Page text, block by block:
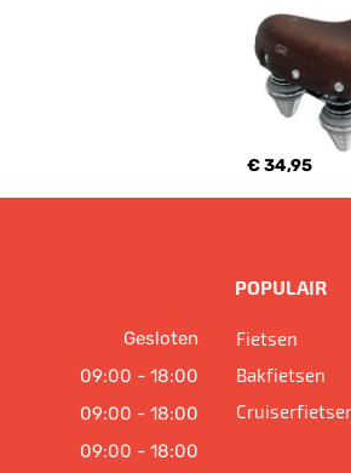
€ 34,95
Gesloten
09:00 - 18:00
09:00 - 18:00
09:00 - 18:00
POPULAIR
Fietsen
Bakfietsen